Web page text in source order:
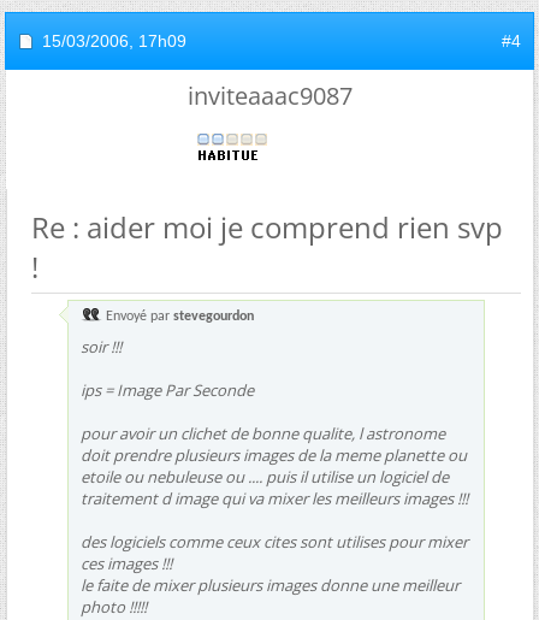
15/03/2006, 17h09 #4
inviteaaac9087
Re : aider moi je comprend rien svp
!
Envoyé par stevegourdon
soir !!!
ips = Image Par Seconde
pour avoir un clichet de bonne qualite, l astronome
doit prendre plusieurs images de la meme planette ou
etoile ou nebuleuse ou .... puis il utilise un logiciel de
traitement d image qui va mixer les meilleurs images !!!
des logiciels comme ceux cites sont utilises pour mixer
ces images !!!
le faite de mixer plusieurs images donne une meilleur
photo !!!!!